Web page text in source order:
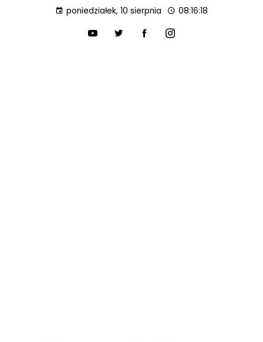
poniedziałek, 10 sierpnia 08:16:20